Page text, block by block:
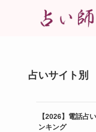
占いサイト別
【2026】電話占
ンキング